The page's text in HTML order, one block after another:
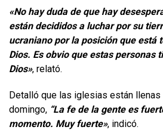
«No hay duda de que hay
están decididos a luchar por su
ucraniano por la posición que está
Dios. Es obvio que estas personas
Dios», relató.
Detalló que las iglesias están
domingo, “La fe de la gente es
momento. Muy fuerte», indicó.